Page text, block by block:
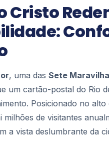
Cristo
, uma das Sete
um cartão-postal do Rio
Posicionado no alto
milhões de visitantes
a vista deslumbrante da